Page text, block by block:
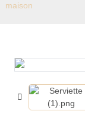
maison